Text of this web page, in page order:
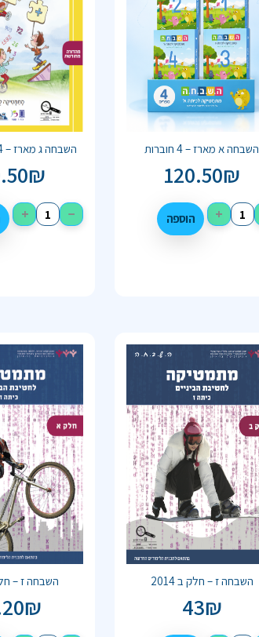
השבחה א מארז – 4 חוברות
120.50₪
+ הוספה
השבחה ג מארז – 4 חוברות 2016
₪
−
+
השבחה ז – חלק ב 2014
43₪
השבחה ז – חלק
₪